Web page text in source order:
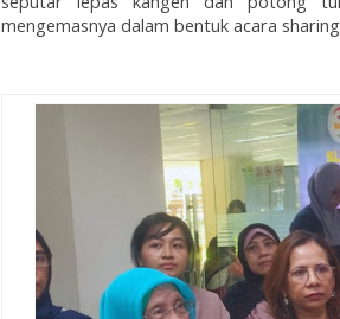
mengemasnya dalam bentuk acara